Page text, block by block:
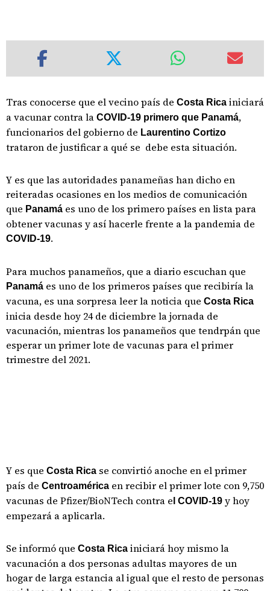
Tras conocerse que el vecino país de Costa Rica iniciará
a vacunar contra la COVID-19 primero que Panamá,
funcionarios del gobierno de Laurentino Cortizo
trataron de justificar a qué se debe esta situación.
Y es que las autoridades panameñas han dicho en
reiteradas ocasiones en los medios de comunicación
que Panamá es uno de los primero países en lista para
obtener vacunas y así hacerle frente a la pandemia de
COVID-19.
Para muchos panameños, que a diario escuchan que
Panamá es uno de los primeros países que recibiría la
vacuna, es una sorpresa leer la noticia que Costa Rica
inicia desde hoy 24 de diciembre la jornada de
vacunación, mientras los panameños que tendrpán que
esperar un primer lote de vacunas para el primer
trimestre del 2021.
Y es que Costa Rica se convirtió anoche en el primer
país de Centroamérica en recibir el primer lote con 9,750
vacunas de Pfizer/BioNTech contra e l COVID-19 y hoy
empezará a aplicarla.
Se informó que Costa Rica iniciará hoy mismo la
vacunación a dos personas adultas mayores de un
hogar de larga estancia al igual que el resto de personas